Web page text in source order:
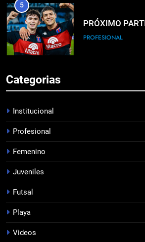
5
PRÓXIMO
PROFESIONAL
HACÉ EL CANJE
7
8
Categorias
Institucional
Profesional
Femenino
Juveniles
Futsal
Playa
Videos